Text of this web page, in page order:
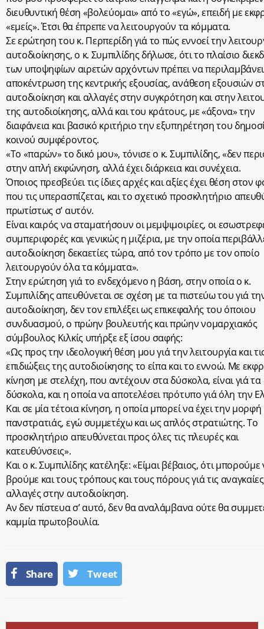
διευθυντική θέση «βολεύομαι» από το «εγώ», επειδή με
«εμείς». Έτσι θα έπρεπε να λειτουργούν τα κόμματα.
Σε ερώτηση του κ. Περπερίδη γιά το πώς εννοεί την
αυτοδιοίκησης, ο κ. Συμπιλίδης δήλωσε, ότι το πλαίσιο
των υποψηφίων αιρετών αρχόντων πρέπει να περιλαμβάνει
αποκέντρωση της κεντρικής εξουσίας, ανάθεση εξουσιών
αυτοδιοίκηση και αλλαγές στην συγκρότηση και στην
της αυτοδιοίκησης, αλλά και του κράτους, με «άξονα» την
διαφάνεια και βασικό κριτήριο την εξυπηρέτηση του
κοινού συμφέροντος.
«Το «παρών» το δικό μου», τόνισε ο κ. Συμπιλίδης, «δεν
στην απλή εκφώνηση, αλλά έχει διάρκεια και συνέχεια.
Όποιος πρεσβεύει τις ίδιες αρχές και αξίες έχει θέση στον
που τις υπερασπίζεται, και το σχετικό προσκλητήριο
πρωτίστως σ’ αυτόν.
Είναι καιρός να σταματήσουν οι μεμψιμοιρίες, οι
συμπεριφορές και γενικώς η μιζέρια, με την οποία
αυτοδιοίκηση δεκαετίες τώρα, από τον τρόπο με τον οποίο
λειτουργούν όλα τα κόμματα».
Στην ερώτηση γιά το ενδεχόμενο η βάση, στην οποία ο κ.
Συμπιλίδης απευθύνεται σε σχέση με τα πιστεύω του γιά
αυτοδιοίκηση, δεν τον επιλέξει ως επικεφαλής του όποιου
συνδυασμού, ο πρώην βουλευτής και πρώην νομαρχιακός
σύμβουλος Κιλκίς υπήρξε εξ ίσου σαφής:
«Ως προς την ιδεολογική θέση μου γιά την λειτουργία και
επιδιώξεις της αυτοδιοίκησης το είπα και το εννοώ. Με
κίνηση με στελέχη, που αντέχουν στα δύσκολα, είναι γιά τα
δύσκολα, και η οποία να αποτελέσει πρότυπο γιά όλη την
Και σε μία τέτοια κίνηση, η οποία μπορεί να έχει την μορφή
πανστρατιάς, εγώ συμμετέχω και ως απλός στρατιώτης. Το
προσκλητήριο απευθύνεται προς όλες τις πλευρές και
κατευθύνσεις».
Και ο κ. Συμπιλίδης κατέληξε: «Είμαι βέβαιος, ότι μπορούμε
βρούμε και τους τρόπους και τους πόρους γιά τις αναγκαίες
αλλαγές στην αυτοδιοίκηση.
Αν δεν πίστευα σ’ αυτό, δεν θα αναλάμβανα ούτε θα
καμμία πρωτοβουλία.
Share Tweet